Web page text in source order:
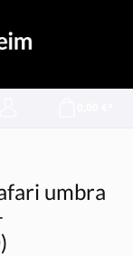
umbra